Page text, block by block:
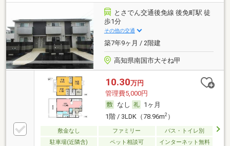
とさでん交通後免線 後免町駅 徒
歩1分
その他の交通
築7年9ヶ月 / 2階建
高知県南国市大そね甲
10.30万円
管理費5,000円
なし
1ヶ月
1階 / 3LDK（78.96m2）
敷金なし ファミリー
バス・トイレ別
駐車場(近隣含)
ペット相談可 インターネット無料